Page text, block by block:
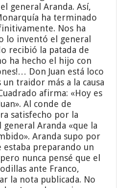
general Aranda. Así,
ha terminado
Nos ha
lo inventó el general
recibió la patada de
ha hecho el hijo con
Don Juan está loco
traidor más a la causa
afirma: «Hoy es
Al conde de
satisfecho por la
Aranda «que la
Aranda supo por
estaba preparando un
nunca pensé que el
ante Franco,
la nota publicada. No